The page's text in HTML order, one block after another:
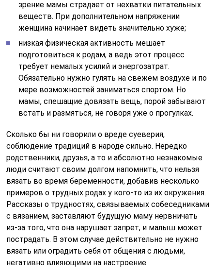
зрение мамы страдает от нехватки питательных
веществ. При дополнительном напряжении
женщина начинает видеть значительно хуже;
низкая физическая активность мешает
подготовиться к родам, а ведь этот процесс
требует немалых усилий и энергозатрат.
Обязательно нужно гулять на свежем воздухе и по
мере возможностей заниматься спортом. Но
мамы, спешащие довязать вещь, порой забывают
встать и размяться, не говоря уже о прогулках.
Сколько бы ни говорили о вреде суеверия,
соблюдение традиций в народе сильно. Нередко
родственники, друзья, а то и абсолютно незнакомые
люди считают своим долгом напомнить, что нельзя
вязать во время беременности, добавив несколько
примеров о трудных родах у кого-то из их окружения.
Рассказы о трудностях, связываемых собеседниками
с вязанием, заставляют будущую маму нервничать
из-за того, что она нарушает запрет, и малыш может
пострадать. В этом случае действительно не нужно
вязать или оградить себя от общения с людьми,
негативно влияющими на настроение.